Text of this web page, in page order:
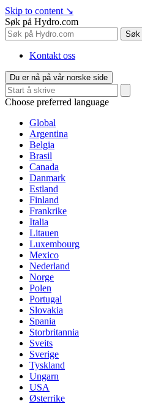
Skip to content ↘
Søk på Hydro.com
Søk
Kontakt oss
Du er nå på vår norske side
Choose preferred language
Global
Argentina
Belgia
Brasil
Canada
Danmark
Estland
Finland
Frankrike
Italia
Litauen
Luxembourg
Mexico
Nederland
Norge
Polen
Portugal
Slovakia
Spania
Storbritannia
Sveits
Sverige
Tyskland
Ungarn
USA
Østerrike